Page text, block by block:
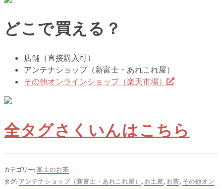
どこで買える？
店舗（直接購入可）
アンテナショップ（新富士・あれこれ屋）
その他オンラインショップ（楽天市場）
全タグさくいんはこちら
カテゴリー: 富士のお茶
タグ: アンテナショップ（新富士・あれこれ屋） , お土産, お茶, その他オン